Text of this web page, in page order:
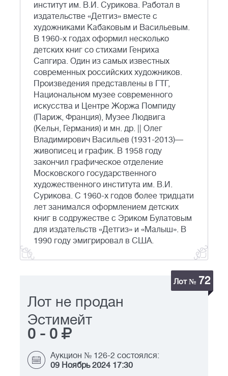
институт им. В.И. Сурикова. Работал в
издательстве «Детгиз» вместе с
художниками Кабаковым и Васильевым.
В 1960-х годах оформил несколько
детских книг со стихами Генриха
Сапгира. Один из самых известных
современных российских художников.
Произведения представлены в ГТГ,
Национальном музее современного
искусства и Центре Жоржа Помпиду
(Париж, Франция), Музее Людвига
(Кельн, Германия) и мн. др. || Олег
Владимирович Васильев (1931-2013)—
живописец и график. В 1958 году
закончил графическое отделение
Московского государственного
художественного института им. В.И.
Сурикова. С 1960-х годов более тридцати
лет занимался оформлением детских
книг в содружестве с Эриком Булатовым
для издательств «Детгиз» и «Малыш». В
1990 году эмигрировал в США.
Лот № 72
Лот не продан
Эстимейт
0 - 0
Аукцион № 126-2 состоялся:
09 Ноябрь 2024 17:30